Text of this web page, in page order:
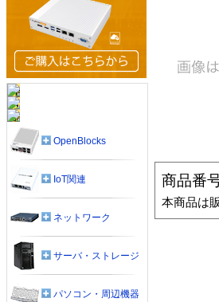
商品番
本商品は
OpenBlocks
IoT関連
ネットワーク
サーバ・ストレージ
パソコン・周辺機器